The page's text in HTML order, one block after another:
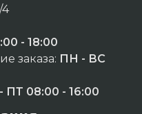
4
- 18:00
заказа: ПН - ВС
ПТ 08:00 - 16:00